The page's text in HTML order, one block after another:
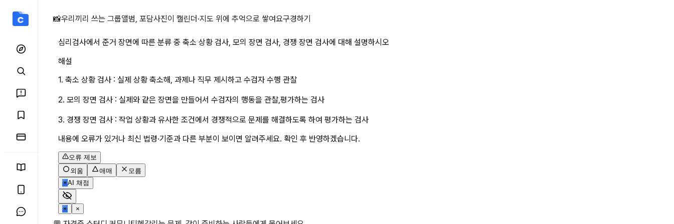
심리검사에서 준거 장면에 따른 분류 중 축소 상황 검사, 모의 장면 검사, 경쟁 장면 상세 페이지
📸우리끼리 쓰는 그룹앨범, 포담사진이 캘린더·지도 위에 추억으로 쌓여요구경하기
심리검사에서 준거 장면에 따른 분류 중 축소 상황 검사, 모의 장면 검사, 경쟁 장면 검사에 대해 설명하시오
해설
1. 축소 상황 검사 : 실제 상황 축소해, 과제나 직무 제시하고 수검자 수행 관찰
2. 모의 장면 검사 : 실제와 같은 장면을 만들어서 수검자의 행동을 관찰,평가하는 검사
3. 경쟁 장면 검사 : 작업 상황과 유사한 조건에서 경쟁적으로 문제를 해결하도록 하여 평가하는 검사
내용에 오류가 있거나 최신 법령·기준과 다른 부분이 보이면 알려주세요. 확인 후 반영하겠습니다.
오류 제보
외움
애매
모름
✳AI 채점
✳ ×